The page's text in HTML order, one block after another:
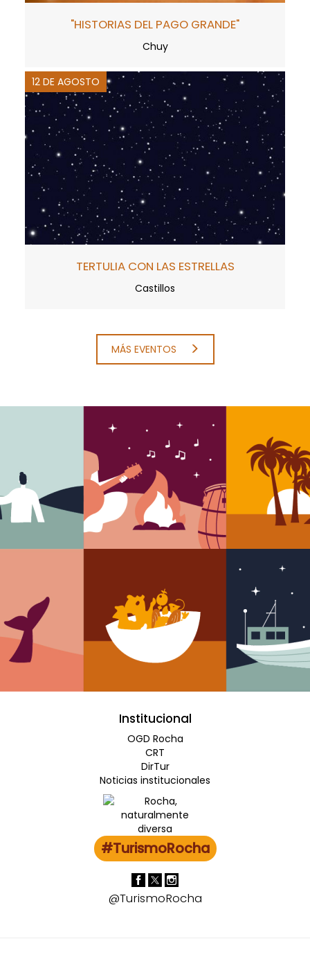
"HISTORIAS DEL PAGO GRANDE"
Chuy
12 DE AGOSTO
TERTULIA CON LAS ESTRELLAS
Castillos
MÁS EVENTOS
Institucional
OGD Rocha
CRT
DirTur
Noticias institucionales
#TurismoRocha
@TurismoRocha